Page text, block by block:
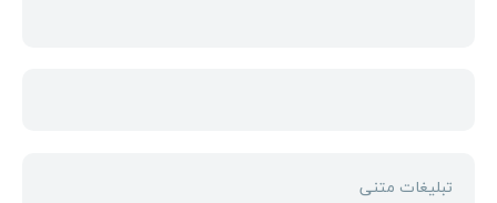
تبلیغات متنی